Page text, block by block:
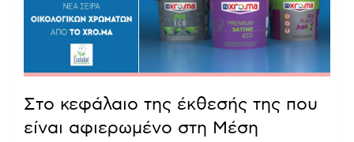
Στο κεφάλαιο της έκθεσής της που
είναι αφιερωμένο στη Μέση